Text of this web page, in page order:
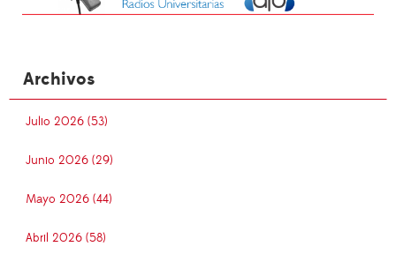
Archivos
Julio 2026 (53)
Junio 2026 (29)
Mayo 2026 (44)
Abril 2026 (58)